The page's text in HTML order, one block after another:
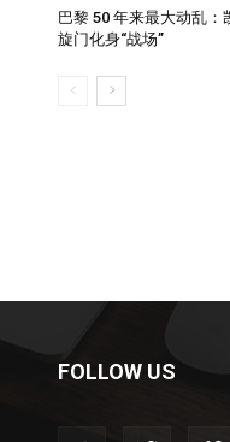
巴黎 50 年来最大动乱：
旋门化身“战场”
FOLLOW US